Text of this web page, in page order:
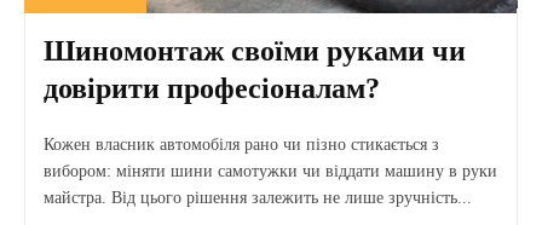
Шиномонтаж своїми руками чи
довірити професіоналам?
Кожен власник автомобіля рано чи пізно стикається з
вибором: міняти шини самотужки чи віддати машину в руки
майстра. Від цього рішення залежить не лише зручність...